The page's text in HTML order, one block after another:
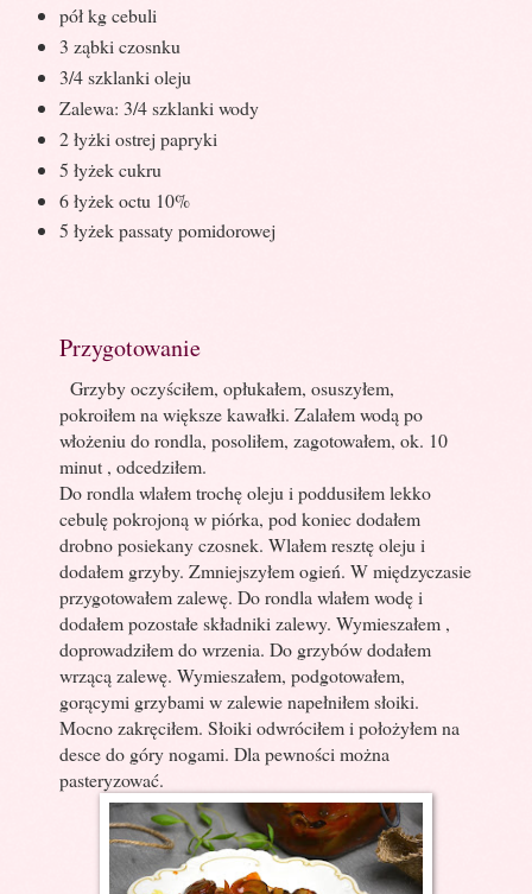
pół kg cebuli
3 ząbki czosnku
3/4 szklanki oleju
Zalewa: 3/4 szklanki wody
2 łyżki ostrej papryki
5 łyżek cukru
6 łyżek octu 10%
5 łyżek passaty pomidorowej
Przygotowanie
Grzyby oczyściłem, opłukałem, osuszyłem,
pokroiłem na większe kawałki. Zalałem wodą po
włożeniu do rondla, posoliłem, zagotowałem, ok. 10
minut , odcedziłem.
Do rondla wlałem trochę oleju i poddusiłem lekko
cebulę pokrojoną w piórka, pod koniec dodałem
drobno posiekany czosnek. Wlałem resztę oleju i
dodałem grzyby. Zmniejszyłem ogień. W międzyczasie
przygotowałem zalewę. Do rondla wlałem wodę i
dodałem pozostałe składniki zalewy. Wymieszałem ,
doprowadziłem do wrzenia. Do grzybów dodałem
wrzącą zalewę. Wymieszałem, podgotowałem,
gorącymi grzybami w zalewie napełniłem słoiki.
Mocno zakręciłem. Słoiki odwróciłem i położyłem na
desce do góry nogami. Dla pewności można
pasteryzować.